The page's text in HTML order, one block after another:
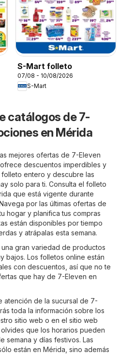
S-Mart folleto
07/08 - 10/08/2026
S-Mart
catálogos de 7-
en Mérida
mejores ofertas de 7-Eleven
descuentos imperdibles y
entero y descubre las
solo para ti. Consulta el folleto
que está vigente durante
por las últimas ofertas de
hogar y planifica tus compras
están disponibles por tiempo
y atrápalas esta semana.
gran variedad de productos
bajos. Los folletos online están
con descuentos, así que no te
que hay de 7-Eleven en
atención de la sucursal de 7-
toda la información sobre los
sitio web o en el sitio web
olvides que los horarios pueden
semana y días festivos. Las
están en Mérida, sino además